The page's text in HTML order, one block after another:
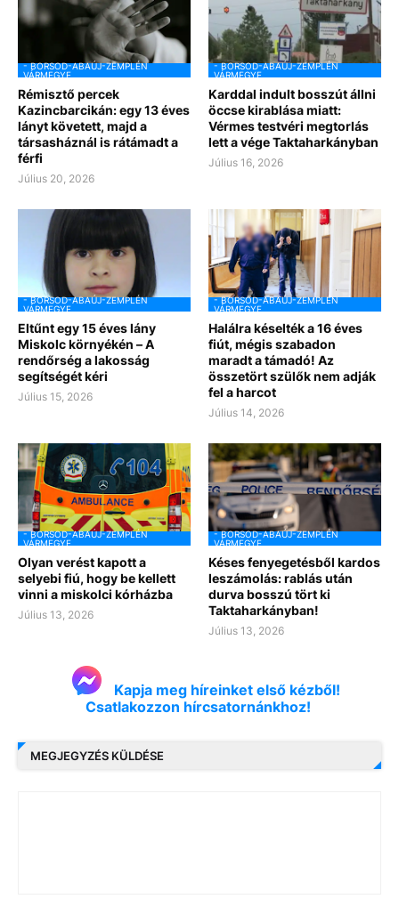
- BORSOD-ABAÚJ-ZEMPLÉN
VÁRMEGYE
Rémisztő percek
Kazincbarcikán: egy 13 éves
lányt követett, majd a
társasháznál is rátámadt a
férfi
Július 20, 2026
- BORSOD-ABAÚJ-ZEMPLÉN
VÁRMEGYE
Karddal indult bosszút állni
öccse kirablása miatt:
Vérmes testvéri megtorlás
lett a vége Taktaharkányban
Július 16, 2026
- BORSOD-ABAÚJ-ZEMPLÉN
VÁRMEGYE
Eltűnt egy 15 éves lány
Miskolc környékén – A
rendőrség a lakosság
segítségét kéri
Július 15, 2026
- BORSOD-ABAÚJ-ZEMPLÉN
VÁRMEGYE
Halálra késelték a 16 éves
fiút, mégis szabadon
maradt a támadó! Az
összetört szülők nem adják
fel a harcot
Július 14, 2026
- BORSOD-ABAÚJ-ZEMPLÉN
VÁRMEGYE
Olyan verést kapott a
selyebi fiú, hogy be kellett
vinni a miskolci kórházba
Július 13, 2026
- BORSOD-ABAÚJ-ZEMPLÉN
VÁRMEGYE
Késes fenyegetésből kardos
leszámolás: rablás után
durva bosszú tört ki
Taktaharkányban!
Július 13, 2026
Kapja meg híreinket első kézből!
Csatlakozzon hírcsatornánkhoz!
MEGJEGYZÉS KÜLDÉSE